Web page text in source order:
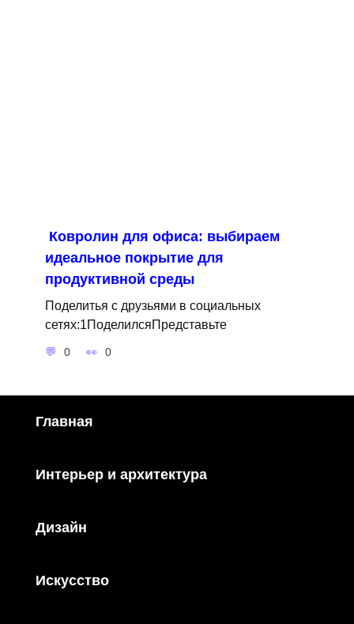
Ковролин для офиса: выбираем
идеальное покрытие для
продуктивной среды
Поделитья с друзьями в социальных
сетях:1ПоделилсяПредставьте
0 0
Главная
Интерьер и архитектура
Дизайн
Искусство